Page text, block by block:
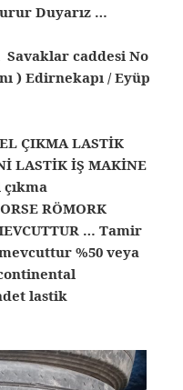
Duyarız …
caddesi No
) Edirnekapı / Eyüp
ÇIKMA LASTİK
LASTİK İŞ MAKİNE
RÖMORK
… Tamir
%50 veya
lastik